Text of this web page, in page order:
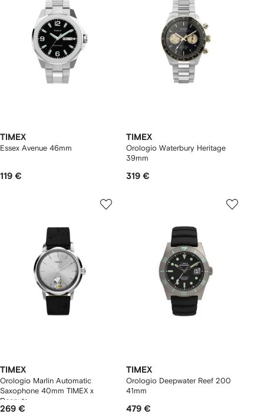
TIMEX
Essex Avenue 46mm
119 €
TIMEX
Orologio Waterbury Heritage
39mm
319 €
TIMEX
Orologio Marlin Automatic
Saxophone 40mm TIMEX x
Peanuts
269 €
TIMEX
Orologio Deepwater Reef 200
41mm
479 €